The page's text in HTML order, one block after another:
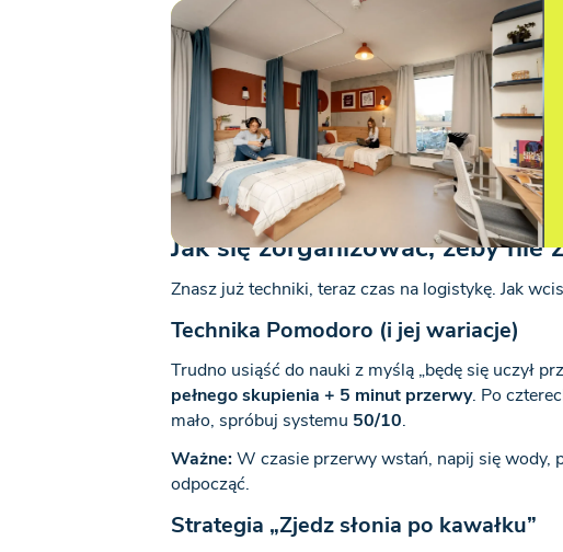
Jak się zorganizować, żeby nie
Znasz już techniki, teraz czas na logistykę. Jak
Technika Pomodoro (i jej wariacje)
Trudno usiąść do nauki z myślą „będę się uczył
pełnego skupienia + 5 minut przerwy. Po
mało, spróbuj systemu 50/10.
Ważne:W czasie przerwy wstań, napij się wody,
odpocząć.
Strategia „Zjedz słonia po kawałku”